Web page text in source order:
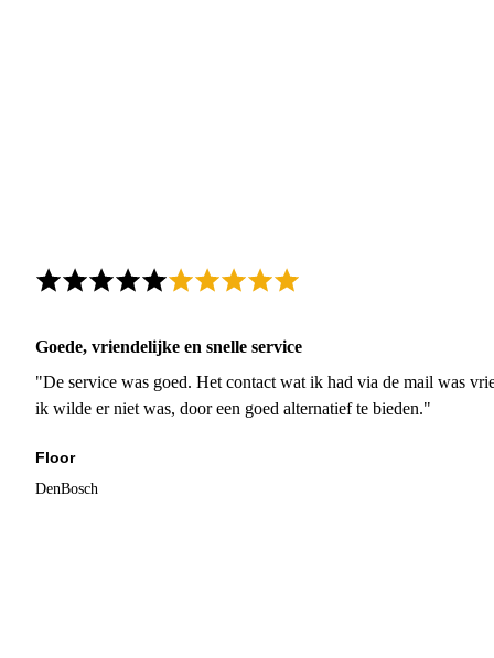
Goede, vriendelijke en snelle service
"De service was goed. Het contact wat ik had via de mail was
ik wilde er niet was, door een goed alternatief te bieden."
Floor
DenBosch